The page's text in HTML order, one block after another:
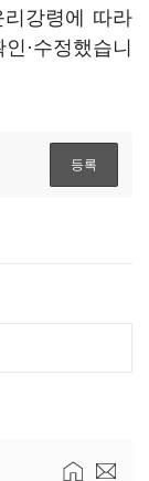
강령에 따라
·수정했습니